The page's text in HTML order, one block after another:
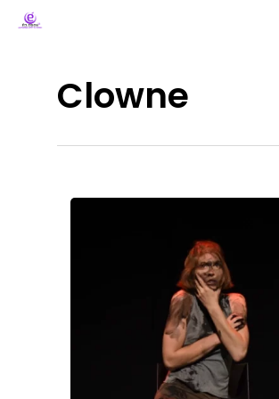
Hit enter to search or ESC to close
Clowne